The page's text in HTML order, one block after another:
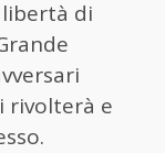
di
rivolterà e